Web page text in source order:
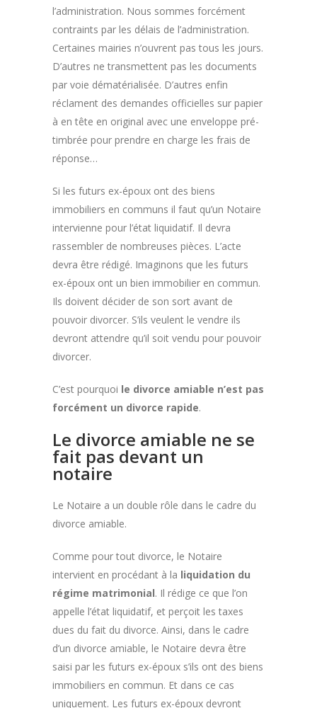
l’administration. Nous sommes forcément
contraints par les délais de l’administration.
Certaines mairies n’ouvrent pas tous les jours.
D’autres ne transmettent pas les documents
par voie dématérialisée. D’autres enfin
réclament des demandes officielles sur papier
à en tête en original avec une enveloppe pré-
timbrée pour prendre en charge les frais de
réponse…
Si les futurs ex-époux ont des biens
immobiliers en communs il faut qu’un Notaire
intervienne pour l’état liquidatif. Il devra
rassembler de nombreuses pièces. L’acte
devra être rédigé. Imaginons que les futurs
ex-époux ont un bien immobilier en commun.
Ils doivent décider de son sort avant de
pouvoir divorcer. S’ils veulent le vendre ils
devront attendre qu’il soit vendu pour pouvoir
divorcer.
C’est pourquoi le divorce amiable n’est pas
forcément un divorce rapide.
Le divorce amiable ne se
fait pas devant un
notaire
Le Notaire a un double rôle dans le cadre du
divorce amiable.
Comme pour tout divorce, le Notaire
intervient en procédant à la liquidation du
régime matrimonial. Il rédige ce que l’on
appelle l’état liquidatif, et perçoit les taxes
dues du fait du divorce. Ainsi, dans le cadre
d’un divorce amiable, le Notaire devra être
saisi par les futurs ex-époux s’ils ont des biens
immobiliers en commun. Et dans ce cas
uniquement. Les futurs ex-époux devront